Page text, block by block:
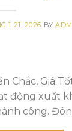
1 21, 2026 BY
Chắc, Giá
động xuất
công.